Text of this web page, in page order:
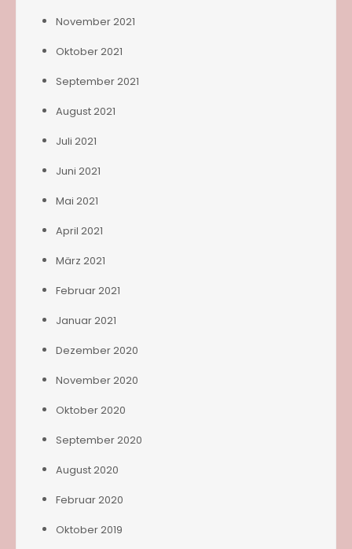
November 2021
Oktober 2021
September 2021
August 2021
Juli 2021
Juni 2021
Mai 2021
April 2021
März 2021
Februar 2021
Januar 2021
Dezember 2020
November 2020
Oktober 2020
September 2020
August 2020
Februar 2020
Oktober 2019